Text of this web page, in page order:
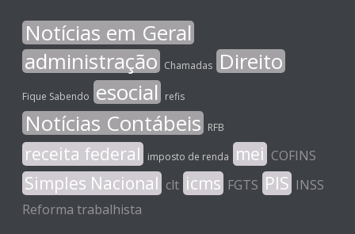
Notícias em Geral
administração Chamadas Direito
Fique Sabendo esocial refis
Notícias Contábeis RFB
receita federal imposto de renda mei COFINS
Simples Nacional clt icms FGTS PIS INSS
Reforma trabalhista